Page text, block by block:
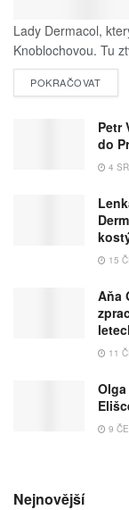
Lady Dermacol,
Knoblochovou. Tu
POKRAČOVAT
Petr
do
4
15
Aňa
11
9
Nejnovější